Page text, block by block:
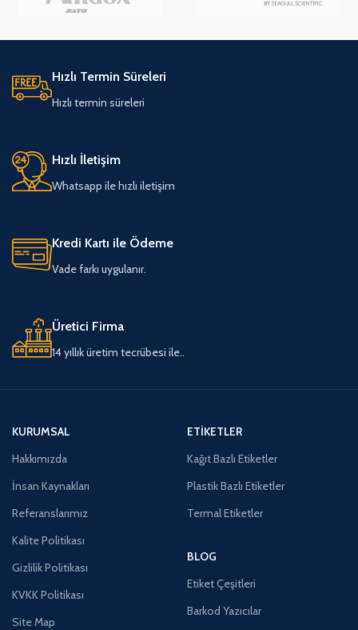
Hızlı Termin Süreleri
Hızlı termin süreleri
Hızlı İletişim
Whatsapp ile hızlı iletişim
Kredi Kartı ile Ödeme
Vade farkı uygulanır.
Üretici Firma
14 yıllık üretim tecrübesi ile..
KURUMSAL
Hakkımızda
İnsan Kaynakları
Referanslarımız
Kalite Politikası
Gizlilik Politikası
KVKK Politikası
Site Map
ETIKETLER
Kağıt Bazlı Etiketler
Plastik Bazlı Etiketler
Termal Etiketler
BLOG
Etiket Çeşitleri
Barkod Yazıcılar